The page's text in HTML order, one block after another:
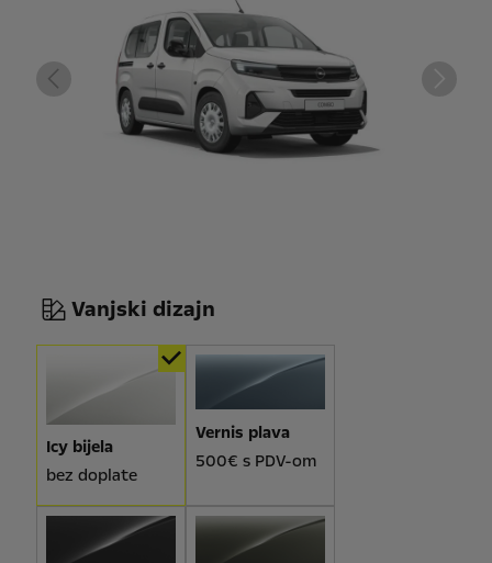
Vanjski dizajn
Icy bijela
bez doplate
Vernis plava
500€ s PDV-om